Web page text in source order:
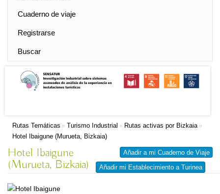
Cuaderno de viaje
Registrarse
Buscar
Rutas Temáticas » Turismo Industrial » Rutas activas por Bizkaia»
Hotel Ibaigune (Murueta, Bizkaia)
Añadir a mi Cuaderno de Viaje
Añadir mi Establecimiento a Turinea
Hotel Ibaigune
(Murueta, Bizkaia)